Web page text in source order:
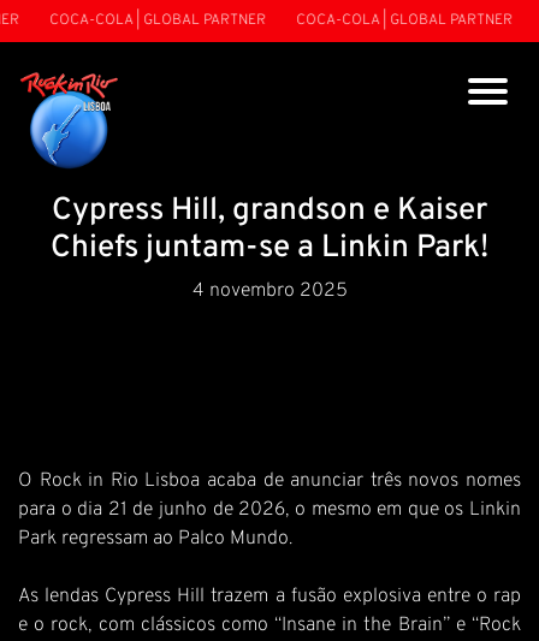
COCA-COLA | GLOBAL PARTNER COCA-COLA | GLOBAL PARTNER
Cypress Hill, grandson e Kaiser
Chiefs juntam-se a Linkin Park!
4 novembro 2025
O Rock in Rio Lisboa acaba de anunciar três novos nomes
para o dia 21 de junho de 2026, o mesmo em que os Linkin
Park regressam ao Palco Mundo.
As lendas Cypress Hill trazem a fusão explosiva entre o rap
e o rock, com clássicos como “Insane in the Brain” e “Rock